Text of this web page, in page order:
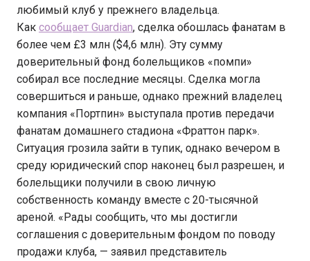
любимый клуб у прежнего владельца.
Как сообщает Guardian, сделка обошлась фанатам в
более чем £3 млн ($4,6 млн). Эту сумму
доверительный фонд болельщиков «помпи»
собирал все последние месяцы. Сделка могла
совершиться и раньше, однако прежний владелец
компания «Портпин» выступала против передачи
фанатам домашнего стадиона «Фраттон парк».
Ситуация грозила зайти в тупик, однако вечером в
среду юридический спор наконец был разрешен, и
болельщики получили в свою личную
собственность команду вместе с 20-тысячной
ареной. «Рады сообщить, что мы достигли
соглашения с доверительным фондом по поводу
продажи клуба, — заявил представитель